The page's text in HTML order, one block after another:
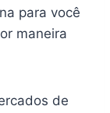
para você
maneira
de